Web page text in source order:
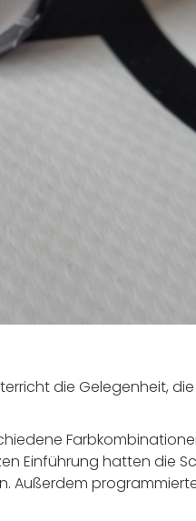
die Gelegenheit,
Einführung hatten die